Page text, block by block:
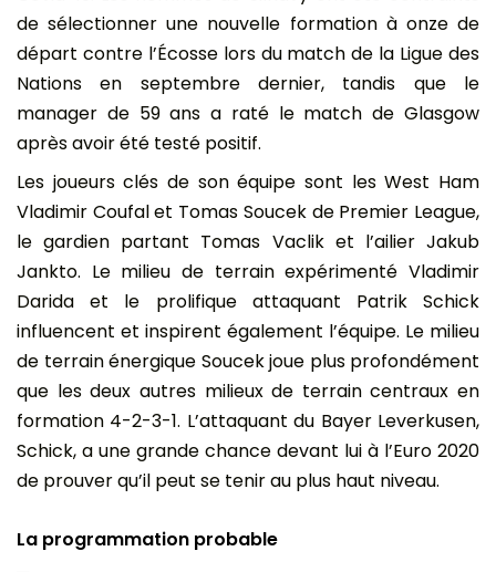
de sélectionner une nouvelle formation à onze de
départ contre l’Écosse lors du match de la Ligue des
Nations en septembre dernier, tandis que le
manager de 59 ans a raté le match de Glasgow
après avoir été testé positif.
Les joueurs clés de son équipe sont les West Ham
Vladimir Coufal et Tomas Soucek de Premier League,
le gardien partant Tomas Vaclik et l’ailier Jakub
Jankto. Le milieu de terrain expérimenté Vladimir
Darida et le prolifique attaquant Patrik Schick
influencent et inspirent également l’équipe. Le milieu
de terrain énergique Soucek joue plus profondément
que les deux autres milieux de terrain centraux en
formation 4-2-3-1. L’attaquant du Bayer Leverkusen,
Schick, a une grande chance devant lui à l’Euro 2020
de prouver qu’il peut se tenir au plus haut niveau.
La programmation probable